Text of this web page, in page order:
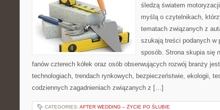
śledzą światem
myślą o czytelnikach,
tematach związanych z
szukają treści podanych w
sposób. Strona skupia się
fanów czterech kółek oraz osób obserwujących rozwój branży
technologiach, trendach rynkowych, bezpieczeństwie, ekologii,
codziennych zagadnieniach związanych z […]
CATEGORIES: AFTER WEDDING – ŻYCIE PO ŚLUBIE